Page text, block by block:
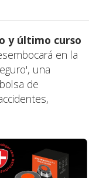
y último curso
en la
una
de